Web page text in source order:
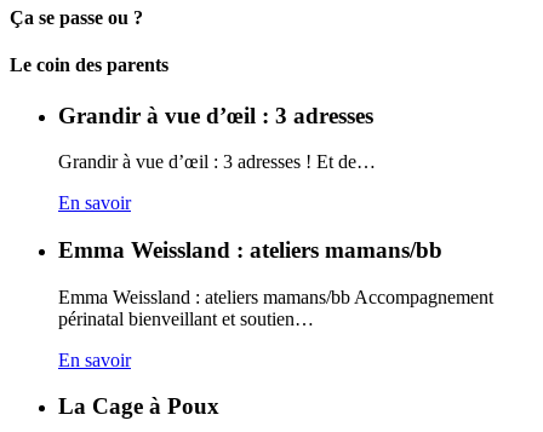
Ça se passe ou ?
Carto
Le coin des parents
Grandir à vue d’œil : 3 adresses
Grandir à vue d’œil : 3 adresses ! Et de…
En savoir
Emma Weissland : ateliers mamans/bb
Emma Weissland : ateliers mamans/bb Accompagnement
périnatal bienveillant et soutien…
En savoir
La Cage à Poux